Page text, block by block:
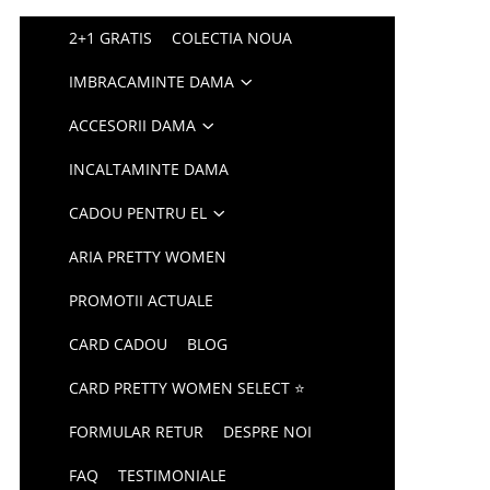
2+1 GRATIS COLECTIA NOUA
IMBRACAMINTE DAMA
ACCESORII DAMA
INCALTAMINTE DAMA
CADOU PENTRU EL
ARIA PRETTY WOMEN
PROMOTII ACTUALE
CARD CADOU BLOG
CARD PRETTY WOMEN SELECT ⭐
FORMULAR RETUR DESPRE NOI
FAQ TESTIMONIALE